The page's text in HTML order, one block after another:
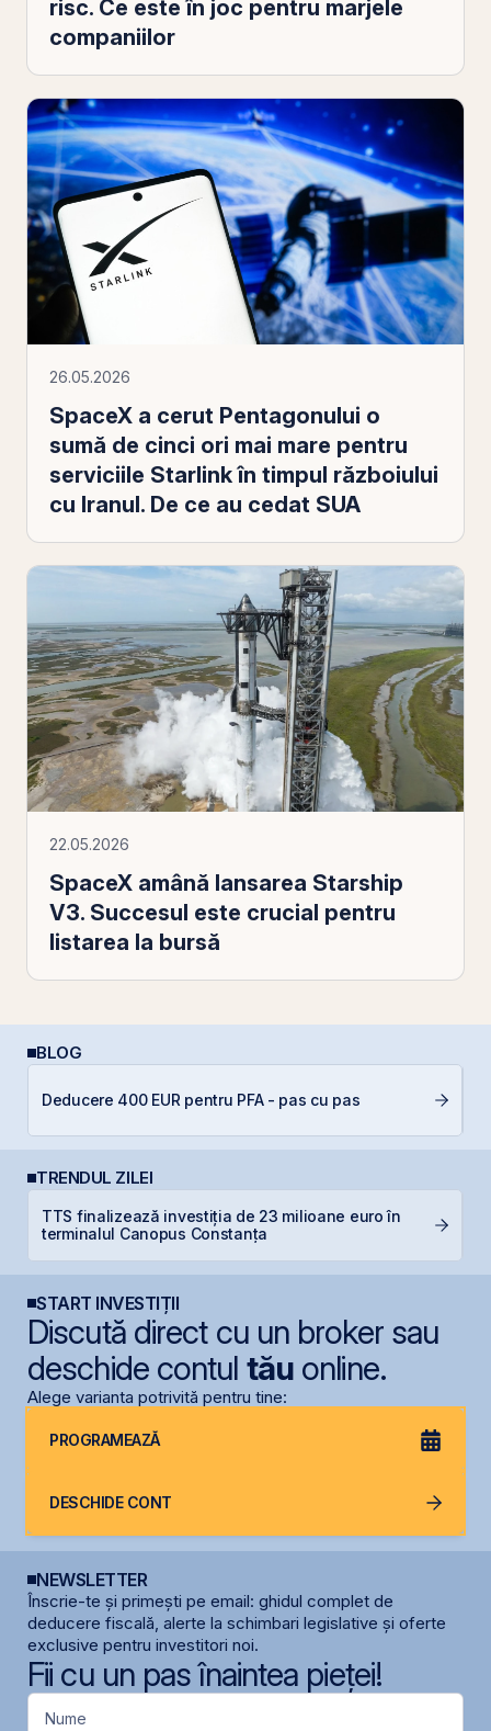
risc. Ce este în joc pentru marjele
companiilor
26.05.2026
SpaceX a cerut Pentagonului o
sumă de cinci ori mai mare pentru
serviciile Starlink în timpul războiului
cu Iranul. De ce au cedat SUA
22.05.2026
SpaceX amână lansarea Starship
V3. Succesul este crucial pentru
listarea la bursă
BLOG
Deducere 400 EUR pentru PFA - pas cu pas
TRENDUL ZILEI
TTS finalizează investiția de 23 milioane euro în
terminalul Canopus Constanța
START INVESTIȚII
Discută direct cu un broker sau
deschide contul tăuonline.
Alege varianta potrivită pentru tine:
PROGRAMEAZĂ
DESCHIDE CONT
NEWSLETTER
Înscrie-te și primești pe email: ghidul complet de
deducere fiscală, alerte la schimbari legislative și oferte
exclusive pentru investitori noi.
Fii cu un pas înaintea pieței!
Nume